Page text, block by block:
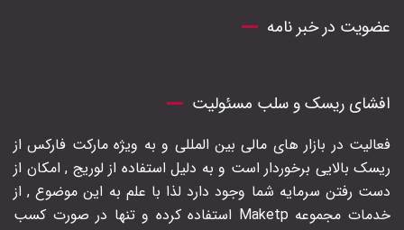
عضویت در خبر نامه
افشای ریسک و سلب مسئولیت
فعالیت در بازار های مالی بین المللی و به ویژه مارکت فارکس از
ریسک بالایی برخوردار است و به دلیل استفاده از لوریج , امکان از
دست رفتن سرمایه شما وجود دارد لذا با علم به این موضوع , از
خدمات مجموعه Maketp استفاده کرده و تنها در صورت کسب